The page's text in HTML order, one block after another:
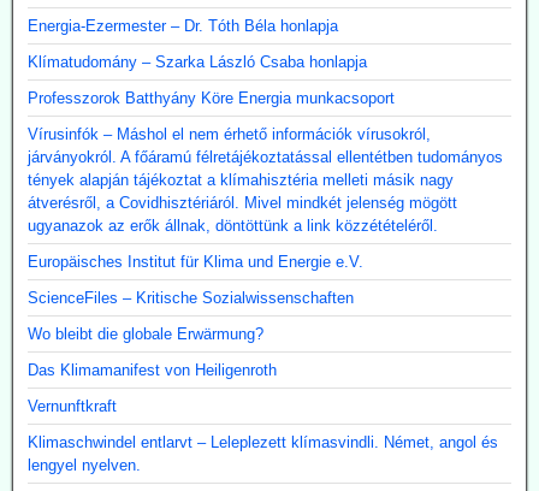
Energia-Ezermester – Dr. Tóth Béla honlapja
Klímatudomány – Szarka László Csaba honlapja
Professzorok Batthyány Köre Energia munkacsoport
Vírusinfók – Máshol el nem érhető információk vírusokról,
járványokról. A főáramú félretájékoztatással ellentétben tudományos
tények alapján tájékoztat a klímahisztéria melleti másik nagy
átverésről, a Covidhisztériáról. Mivel mindkét jelenség mögött
ugyanazok az erők állnak, döntöttünk a link közzétételéről.
Europäisches Institut für Klima und Energie e.V.
ScienceFiles – Kritische Sozialwissenschaften
Wo bleibt die globale Erwärmung?
Das Klimamanifest von Heiligenroth
Vernunftkraft
Klimaschwindel entlarvt – Leleplezett klímasvindli. Német, angol és
lengyel nyelven.